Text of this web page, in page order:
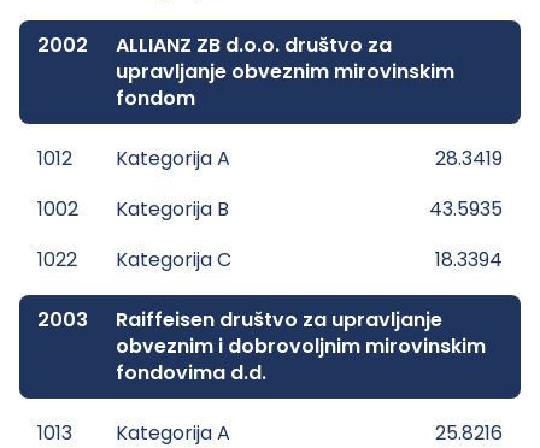
2002
ALLIANZ ZB d.o.o. društvo za
upravljanje obveznim mirovinskim
fondom
1012 Kategorija A
28.3419
1002
Kategorija B
43.5935
1022
Kategorija C 18.3394
2003
Raiffeisen društvo za upravljanje
obveznim i dobrovoljnim mirovinskim
fondovima d.d.
1013 Kategorija A
25.8216